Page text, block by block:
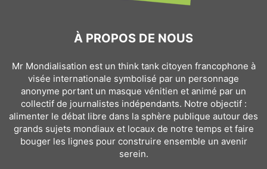
À PROPOS DE NOUS
Mr Mondialisation est un think tank citoyen francophone à
visée internationale symbolisé par un personnage
anonyme portant un masque vénitien et animé par un
collectif de journalistes indépendants. Notre objectif :
alimenter le débat libre dans la sphère publique autour des
grands sujets mondiaux et locaux de notre temps et faire
bouger les lignes pour construire ensemble un avenir
serein.